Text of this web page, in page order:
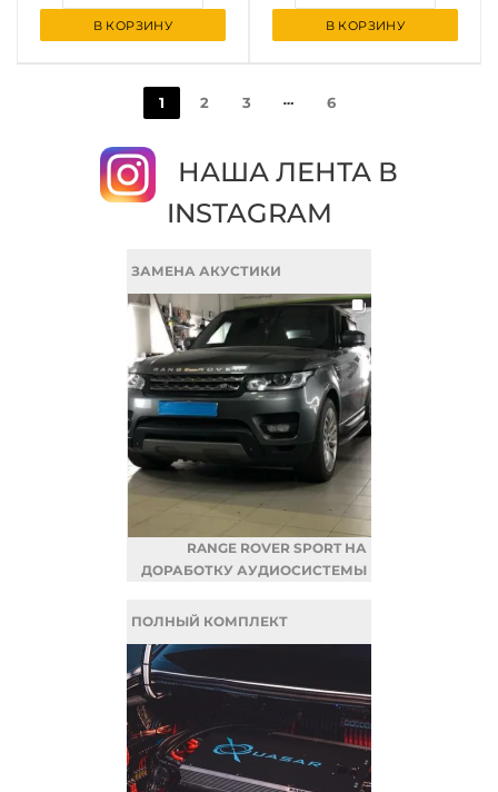
В КОРЗИНУ В КОРЗИНУ
1 2 3 6
НАША ЛЕНТА В
INSTAGRAM
ЗАМЕНА АКУСТИКИ
RANGE ROVER SPORT НА
ДОРАБОТКУ АУДИОСИСТЕМЫ
ПОЛНЫЙ КОМПЛЕКТ